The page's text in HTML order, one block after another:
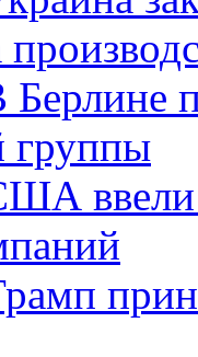
Берлине
группы
ввели